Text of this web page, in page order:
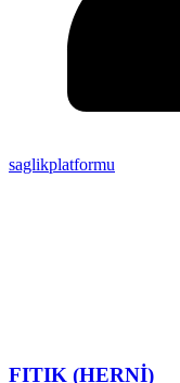
saglikplatformu
FITIK (HERNİ)